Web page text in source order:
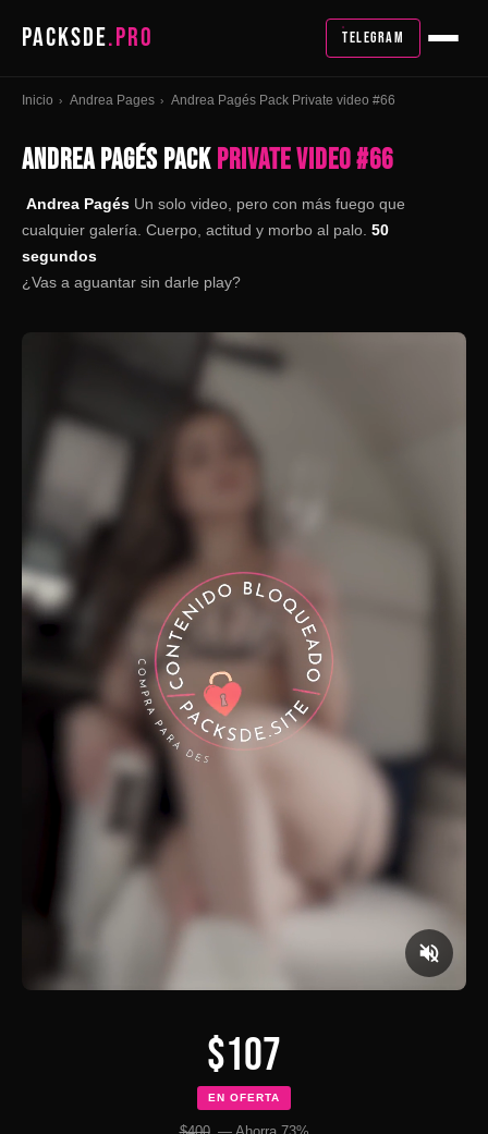
PACKSDE.PRO TELEGRAM
Inicio › Andrea Pages › Andrea Pagés Pack Private video #66
ANDREA PAGÉS PACKPRIVATE VIDEO #66
Andrea Pagés Un solo video, pero con más fuego que
cualquier galería. Cuerpo, actitud y morbo al palo. 50
segundos
¿Vas a aguantar sin darle play?
$107
EN OFERTA